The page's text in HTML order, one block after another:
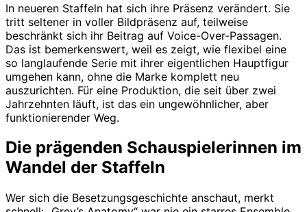
In neueren Staffeln hat sich ihre Präsenz verändert. Sie
tritt seltener in voller Bildpräsenz auf, teilweise
beschränkt sich ihr Beitrag auf Voice-Over-Passagen.
Das ist bemerkenswert, weil es zeigt, wie flexibel eine
so langlaufende Serie mit ihrer eigentlichen Hauptfigur
umgehen kann, ohne die Marke komplett neu
auszurichten. Für eine Produktion, die seit über zwei
Jahrzehnten läuft, ist das ein ungewöhnlicher, aber
funktionierender Weg.
Die prägenden Schauspielerinnen im
Wandel der Staffeln
Wer sich die Besetzungsgeschichte anschaut, merkt